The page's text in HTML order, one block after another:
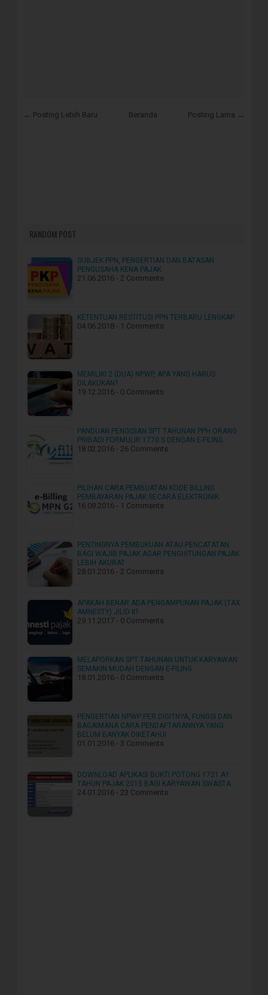
← Posting Lebih Baru Posting Lama →
Beranda
RANDOM POST
SUBJEK PPN, PENGERTIAN DAN BATASAN
PENGUSAHA KENA PAJAK
21.06.2016 - 2 Comments
KETENTUAN RESTITUSI PPN TERBARU LENGKAP
04.06.2018 - 1 Comments
MEMILIKI 2 (DUA) NPWP, APA YANG HARUS
DILAKUKAN?
19.12.2016 - 0 Comments
PANDUAN PENGISIAN SPT TAHUNAN PPH ORANG
PRIBADI FORMULIR 1770 S DENGAN E-FILING
18.02.2016 - 26 Comments
PILIHAN CARA PEMBUATAN KODE BILLING
PEMBAYARAN PAJAK SECARA ELEKTRONIK
16.08.2016 - 1 Comments
PENTINGNYA PEMBUKUAN ATAU PENCATATAN
BAGI WAJIB PAJAK AGAR PENGHITUNGAN PAJAK
LEBIH AKURAT
28.01.2016 - 2 Comments
APAKAH BENAR ADA PENGAMPUNAN PAJAK (TAX
AMNESTY) JILID II?
29.11.2017 - 0 Comments
MELAPORKAN SPT TAHUNAN UNTUK KARYAWAN
SEMAKIN MUDAH DENGAN E-FILING
18.01.2016 - 0 Comments
PENGERTIAN NPWP PER DIGITNYA, FUNGSI DAN
BAGAIMANA CARA PENDAFTARANNYA YANG
BELUM BANYAK DIKETAHUI
01.01.2016 - 3 Comments
DOWNLOAD APLIKASI BUKTI POTONG 1721 A1
TAHUN PAJAK 2015 BAGI KARYAWAN SWASTA
24.01.2016 - 23 Comments